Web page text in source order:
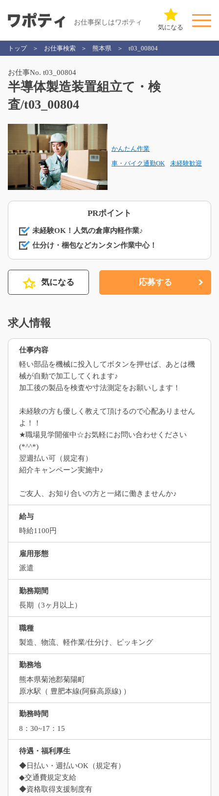
お仕事探しはワポティ
気になる
トップ お仕事検索 熊本県 t03_00804
お仕事No. t03_00804
半導体製造装置組立て・検
査/t03_00804
かんたん作業
車・バイク通勤OK 未経験歓迎
PRポイント
未経験OK！人気の倉庫内軽作業♪
仕分け・梱包などカンタン作業中心！
気になる 応募する
求人情報
仕事内容
軽い部品を機械に投入してボタンを押せば、あとは機
械が自動で加工してくれます♪
加工後の製品を検査や寸法測定をお願いします！
未経験の方も優しく教えて頂けるので心配ありません
よ！！
★職場見学開催中☆お気軽にお問い合わせください
(*^^*)
翌週払い可（規定有）
紹介キャンペーン実施中♪
ご友人、お知り合いの方と一緒に働きませんか♪
給与
時給1100円
雇用形態
派遣
勤務期間
長期（3ヶ月以上）
職種
製造、物流、軽作業/仕分け、ピッキング
勤務地
熊本県菊池郡菊陽町
原水駅（ 豊肥本線(阿蘇高原線) ）
勤務時間
8：30~17：15
待遇・福利厚生
◆日払い・週払いOK（規定有）
◆交通費規定支給
◆資格取得支援制度有